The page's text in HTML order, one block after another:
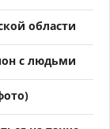
области
с людьми